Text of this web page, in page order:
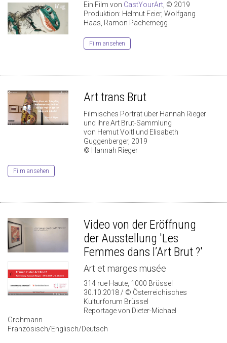
Ein Film von CastYourArt , © 2019
Produktion: Helmut Feier, Wolfgang
Haas, Ramon Pachernegg
Film ansehen
Art trans Brut
Filmisches Porträt über Hannah Rieger
und ihre Art Brut-Sammlung
von Hemut Voitl und Elisabeth
Guggenberger, 2019
© Hannah Rieger
Film ansehen
Video von der Eröffnung
der Ausstellung 'Les
Femmes dans l’Art Brut ?'
Art et marges musée
314 rue Haute, 1000 Brüssel
30.10.2018 / © Österreichisches
Kulturforum Brüssel
Reportage von Dieter-Michael
Grohmann
Französisch/Englisch/Deutsch